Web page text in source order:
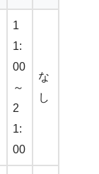
1
1:
00
～
2
1:
00
な
し